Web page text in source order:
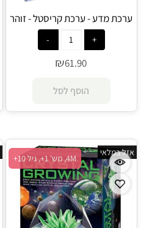
ערכת מדע - ערכת קריסטל - זוהר
בחושך - Science4you
₪61.90
הוסף לסל
4M, מש' 1+, גיל 10+
אזל במלאי